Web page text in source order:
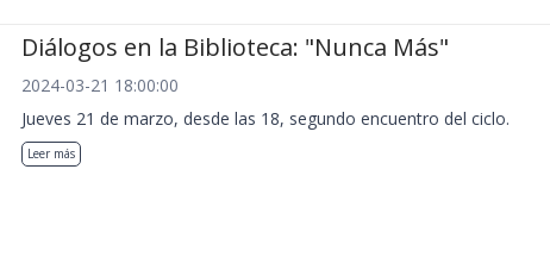
Diálogos en la Biblioteca: "Nunca Más"
2024-03-21 18:00:00
Jueves 21 de marzo, desde las 18, segundo encuentro del ciclo.
Leer más